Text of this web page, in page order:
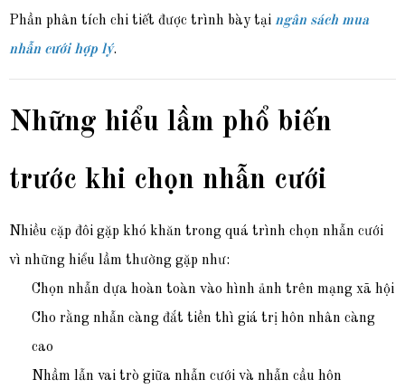
Phần phân tích chi tiết được trình bày tại ngân sách mua
nhẫn cưới hợp lý.
Những hiểu lầm phổ biến
trước khi chọn nhẫn cưới
Nhiều cặp đôi gặp khó khăn trong quá trình chọn nhẫn cưới
vì những hiểu lầm thường gặp như:
Chọn nhẫn dựa hoàn toàn vào hình ảnh trên mạng xã hội
Cho rằng nhẫn càng đắt tiền thì giá trị hôn nhân càng
cao
Nhầm lẫn vai trò giữa nhẫn cưới và nhẫn cầu hôn